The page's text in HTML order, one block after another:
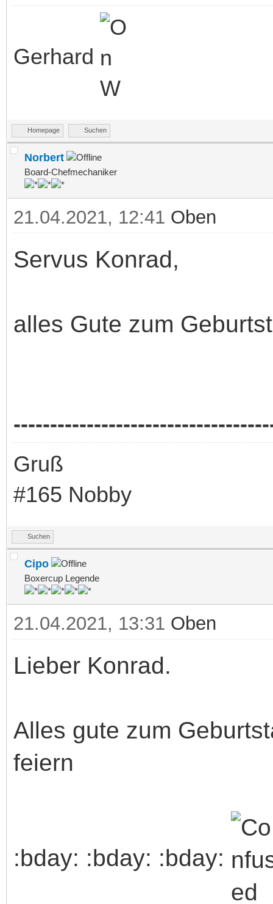
Gerhard
Homepage Suchen
Norbert
Board-Chefmechaniker
21.04.2021, 12:41 Oben
Servus Konrad,
alles Gute zum
Gruß
#165 Nobby
Suchen
Cipo
Boxercup Legende
21.04.2021, 13:31 Oben
Lieber Konrad.
Alles gute zum
feiern
:bday: :bday: :bday: